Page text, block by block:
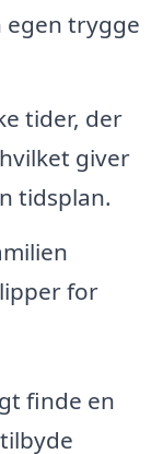
egen trygge
tider, der
giver
tidsplan.
for
finde en